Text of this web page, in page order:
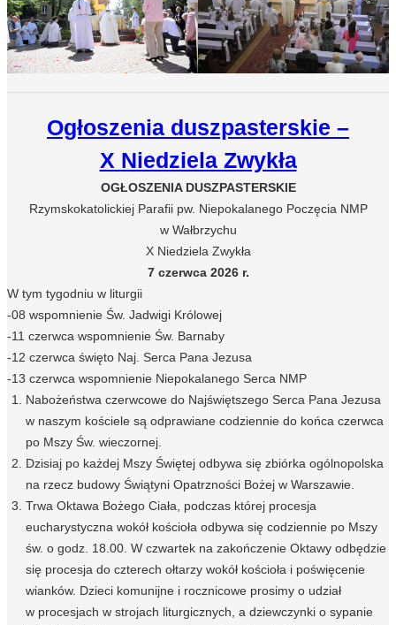
Ogłoszenia duszpasterskie –
X Niedziela Zwykła
OGŁOSZENIA DUSZPASTERSKIE
Rzymskokatolickiej Parafii pw. Niepokalanego Poczęcia NMP
w Wałbrzychu
X Niedziela Zwykła
7 czerwca 2026 r.
W tym tygodniu w liturgii
-08 wspomnienie Św. Jadwigi Królowej
-11 czerwca wspomnienie Św. Barnaby
-12 czerwca święto Naj. Serca Pana Jezusa
-13 czerwca wspomnienie Niepokalanego Serca NMP
Nabożeństwa czerwcowe do Najświętszego Serca Pana Jezusa
w naszym kościele są odprawiane codziennie do końca czerwca
po Mszy Św. wieczornej.
Dzisiaj po każdej Mszy Świętej odbywa się zbiórka ogólnopolska
na rzecz budowy Świątyni Opatrzności Bożej w Warszawie.
Trwa Oktawa Bożego Ciała, podczas której procesja
eucharystyczna wokół kościoła odbywa się codziennie po Mszy
św. o godz. 18.00. W czwartek na zakończenie Oktawy odbędzie
się procesja do czterech ołtarzy wokół kościoła i poświęcenie
wianków. Dzieci komunijne i rocznicowe prosimy o udział
w procesjach w strojach liturgicznych, a dziewczynki o sypanie